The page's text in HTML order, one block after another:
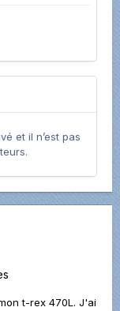
et il n’est pas
t-rex 470L. J'ai